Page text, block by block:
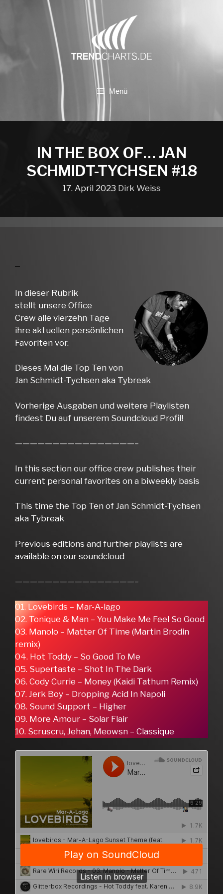
Menü
IN THE BOX OF… JAN
SCHMIDT-TYCHSEN #18
17. April 2023 Dirk Weiss
In dieser Rubrik
stellt unsere Office
Crew alle vierzehn Tage
ihre aktuellen persönlichen
Favoriten vor.
Dieses Mal die Top Ten von
Jan Schmidt-Tychsen aka Tybreak
Vorherige Ausgaben und weitere Playlisten
findest Du auf unserem Soundcloud Profil!
————————————————–
In this section our office crew publishes their
current personal favorites on a biweekly basis
This time the Top Ten of Jan Schmidt-Tychsen
aka Tybreak
Previous editions and further playlists are
available on our soundcloud
————————————————–
01. Lovebirds – Mar-A-lago
02. Tonique & Man – You Make Me Feel So Good
03. Manolo – Matter Of Time (Martin Brodin
remix)
04. Hot Toddy – So Good To Me
05. Supertaste – Shot In The Dark
06. Cody Currie – Money (Kaidi Tathum Remix)
07. Jerk Boy – Dropping Acid In Napoli
08. Sound Support – Higher
09. More Amour – Solar Flair
10. Scruscru, Jehan, Meowsn – Classique